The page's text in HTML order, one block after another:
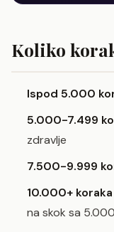
Koliko
Ispod 5.000
5.000-7.499
zdravlje
7.500-9.999
10.000+ koraka
na skok sa